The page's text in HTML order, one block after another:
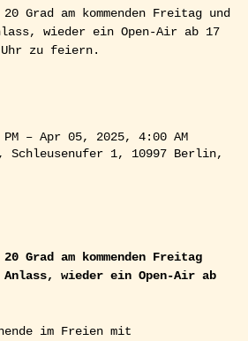
Grad am kommenden Freitag und
wieder ein Open-Air ab 17
Uhr zu feiern.
– Apr 05, 2025, 4:00 AM
Schleusenufer 1, 10997 Berlin,
Grad am kommenden Freitag
Anlass, wieder ein Open-Air ab
im Freien mit